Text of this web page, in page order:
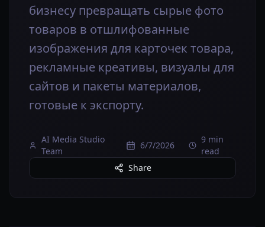
бизнесу превращать сырые фото
товаров в отшлифованные
изображения для карточек товара,
рекламные креативы, визуалы для
сайтов и пакеты материалов,
готовые к экспорту.
AI Media Studio
Team
6/7/2026
9 min
read
Share